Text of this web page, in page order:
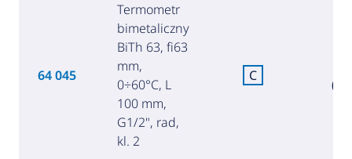
64 045
Termometr
bimetaliczny
BiTh 63, fi63
mm,
0÷60°C, L
100 mm,
G1/2", rad,
kl. 2
C